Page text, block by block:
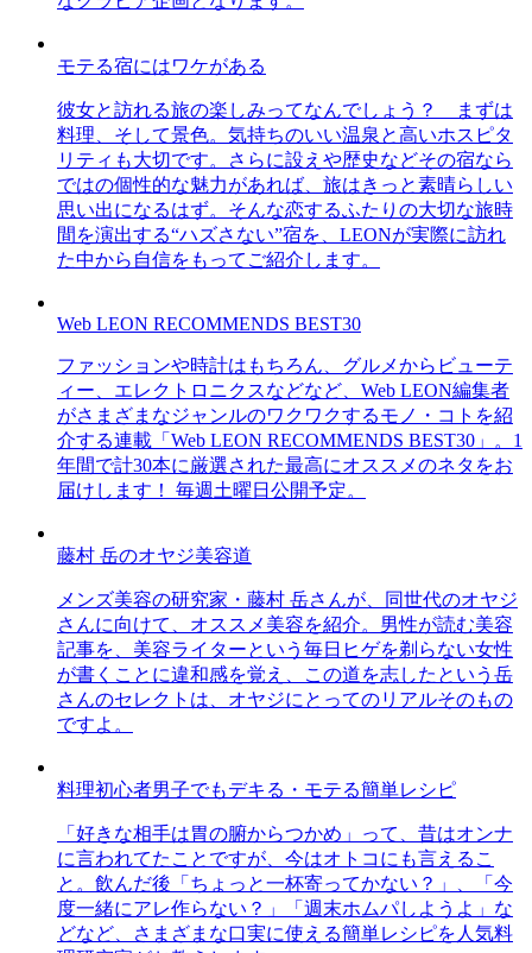
モテる宿にはワケがある
彼女と訪れる旅の楽しみってなんでしょう？ まずは
料理、そして景色。気持ちのいい温泉と高いホスピタ
リティも大切です。さらに設えや歴史などその宿なら
ではの個性的な魅力があれば、旅はきっと素晴らしい
思い出になるはず。そんな恋するふたりの大切な旅時
間を演出する“ハズさない”宿を、LEONが実際に訪れ
た中から自信をもってご紹介します。
Web LEON RECOMMENDS BEST30
ファッションや時計はもちろん、グルメからビューテ
ィー、エレクトロニクスなどなど、Web LEON編集者
がさまざまなジャンルのワクワクするモノ・コトを紹
介する連載「Web LEON RECOMMENDS BEST30」。1
年間で計30本に厳選された最高にオススメのネタをお
届けします！ 毎週土曜日公開予定。
藤村 岳のオヤジ美容道
メンズ美容の研究家・藤村 岳さんが、同世代のオヤジ
さんに向けて、オススメ美容を紹介。男性が読む美容
記事を、美容ライターという毎日ヒゲを剃らない女性
が書くことに違和感を覚え、この道を志したという岳
さんのセレクトは、オヤジにとってのリアルそのもの
ですよ。
料理初心者男子でもデキる・モテる簡単レシピ
「好きな相手は胃の腑からつかめ」って、昔はオンナ
に言われてたことですが、今はオトコにも言えるこ
と。飲んだ後「ちょっと一杯寄ってかない？」、「今
度一緒にアレ作らない？」「週末ホムパしようよ」な
どなど、さまざまな口実に使える簡単レシピを人気料